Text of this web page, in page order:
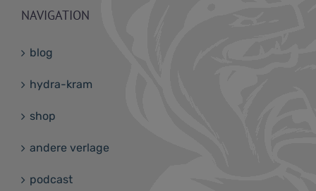
NAVIGATION
blog
hydra-kram
shop
andere verlage
podcast